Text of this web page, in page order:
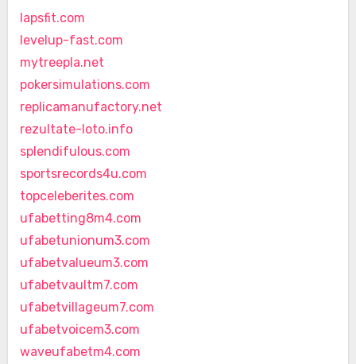
lapsfit.com
levelup-fast.com
mytreepla.net
pokersimulations.com
replicamanufactory.net
rezultate-loto.info
splendifulous.com
sportsrecords4u.com
topceleberites.com
ufabetting8m4.com
ufabetunionum3.com
ufabetvalueum3.com
ufabetvaultm7.com
ufabetvillageum7.com
ufabetvoicem3.com
waveufabetm4.com